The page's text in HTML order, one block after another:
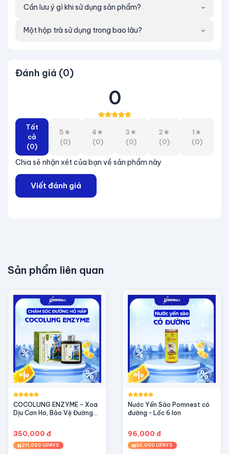
Cần lưu ý gì khi sử dụng sản phẩm?
Một hộp trà sử dụng trong bao lâu?
Đánh giá (0)
0
Tất
cả
(0)
5★
(0)
4★
(0)
3★
(0)
2★
(0)
1★
(0)
Chia sẻ nhận xét của bạn về sản phẩm này
Viết đánh giá
Sản phẩm liên quan
COCOLUNG ENZYME – Xoa
Dịu Cơn Ho, Bảo Vệ Đường
350,000 đ
211,050 UPAYS
Nước Yến Sào Pomnest có
đường - Lốc 6 lon
96,000 đ
30,000 UPAYS